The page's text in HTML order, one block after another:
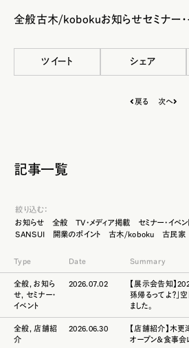
全般古木/kobokuお知らせセミナー
ツイート シェア
戻る 次へ
記事一覧
絞り込む：
お知らせ
全般 TV・メディア掲載 セミナー・イベン
SANSUI
開業のポイント 古木/koboku 古民家
Type Date Summary
全般 ,お知ら
せ
セミナー・
イベント
2026.07.02
【展示会告知】
孫帰るってよ？
ました。
全般
店舗紹
介
2026.06.30
【店舗紹介】木更
オープン＆食事会